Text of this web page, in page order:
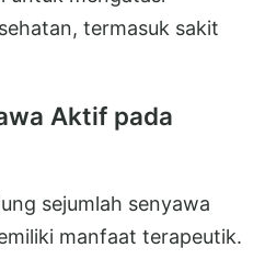
termasuk sakit
Aktif pada
sejumlah senyawa
manfaat terapeutik.